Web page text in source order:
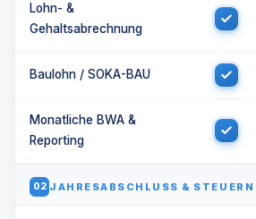
Lohn- &
Gehaltsabrechnung
Baulohn / SOKA-BAU
Monatliche BWA &
Reporting
02 JAHRESABSCHLUSS & STEUERN